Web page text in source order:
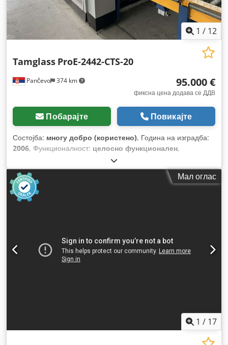
1 / 12
Pančevo 374 km
Tamglass ProE-2442-CTS-20
95.000 €
фиксна цена додава се ДДВ
Побарајте Повикајте
Состојба: многу добро (користено), Година на изградба:
2006, Функционалност: целосно функционален,
Мал оглас
1 / 17